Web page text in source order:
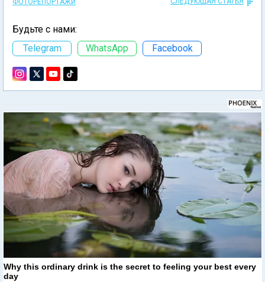
Будьте с нами:
Telegram
WhatsApp Facebook
Why this ordinary drink is the secret to feeling your best every
day